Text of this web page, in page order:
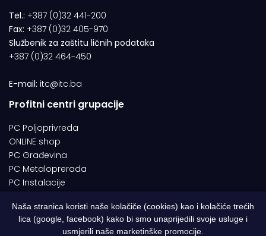
Tel.: +387 (0)32 441-200
Fax: +387 (0)32 405-970
Službenik za zaštitu ličnih podataka
+387 (0)32 464-450
E-mail: itc@itc.ba
Profitni centri grupacije
PC Poljoprivreda
ONLINE shop
PC Građevina
PC Metaloprerada
PC Instalacije
© 1994-2026 | ITC d.o.o. Zenica. Sva prava pridržana | Designed by
Naša stranica koristi naše kolačiče (cookies) kao i kolačiće trećih
lica (google, facebook) kako bi smo unaprijedili svoje usluge i
usmjerili naše marketinške promocije.